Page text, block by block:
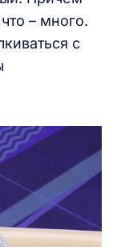
– много.
с